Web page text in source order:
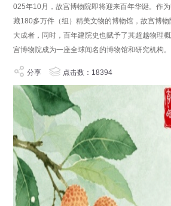
025年10月，故宫博物院即将迎来百年华诞。作
藏180多万件（组）精美文物的博物馆，故宫博
大成者，同时，百年建院史也赋予了其超越物理
宫博物院成为一座全球闻名的博物馆和研究机构。
分享 点击数：18394